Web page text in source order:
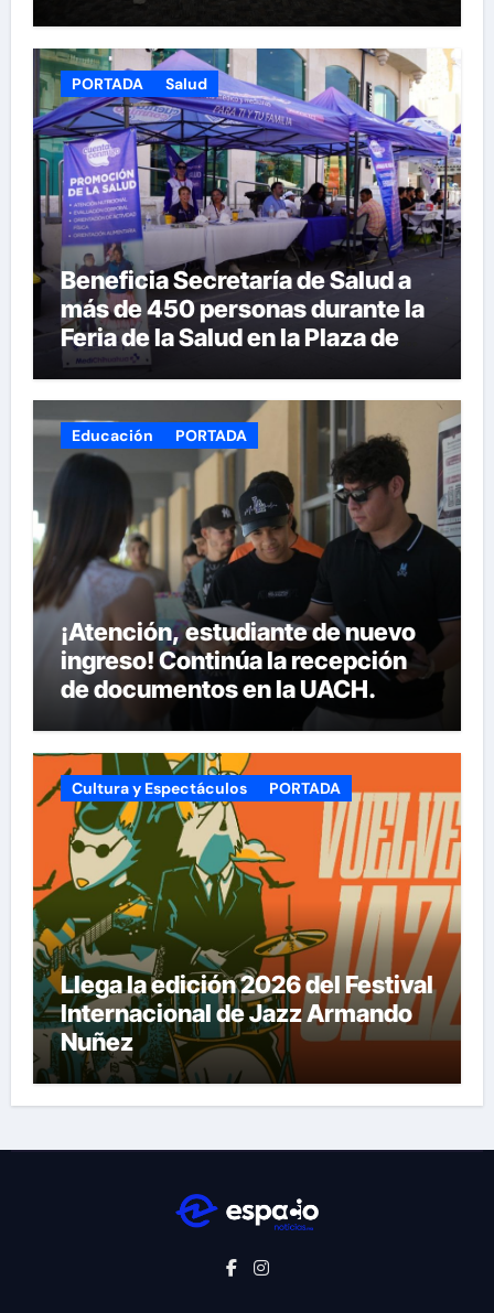
PORTADA Salud
Beneficia Secretaría de Salud a
más de 450 personas durante la
Feria de la Salud en la Plaza de
Armas
Educación PORTADA
¡Atención, estudiante de nuevo
ingreso! Continúa la recepción
de documentos en la UACH.
Cultura y Espectáculos PORTADA
Llega la edición 2026 del Festival
Internacional de Jazz Armando
Nuñez